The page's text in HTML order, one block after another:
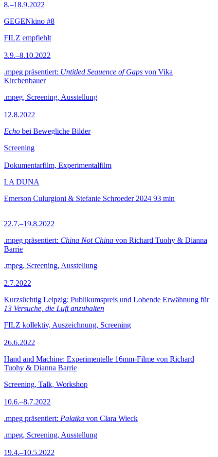
8.–18.9.2022
GEGENkino #8
FILZ empfiehlt
3.9.–8.10.2022
.mpeg präsentiert: Untitled Sequence of Gaps von Vika
Kirchenbauer
.mpeg, Screening, Ausstellung
12.8.2022
Echo bei Bewegliche Bilder
Screening
Dokumentarfilm, Experimentalfilm
LA DUNA
Emerson Culurgioni & Stefanie Schroeder 2024 93 min
22.7.–19.8.2022
.mpeg präsentiert: China Not China von Richard Tuohy & Dianna
Barrie
.mpeg, Screening, Ausstellung
2.7.2022
Kurzsüchtig Leipzig: Publikumspreis und Lobende Erwähnung für
13 Versuche, die Luft anzuhalten
FILZ kollektiv, Auszeichnung, Screening
26.6.2022
Hand and Machine: Experimentelle 16mm-Filme von Richard
Tuohy & Dianna Barrie
Screening, Talk, Workshop
10.6.–8.7.2022
.mpeg präsentiert: Palatka von Clara Wieck
.mpeg, Screening, Ausstellung
19.4.–10.5.2022